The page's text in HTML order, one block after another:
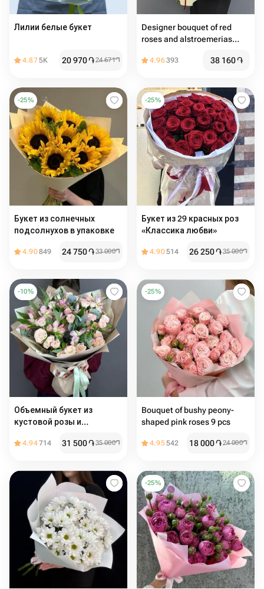
Лилии белые букет
4.875K 20 970֏24 671֏
Designer bouquet of red
roses and alstroemerias
4.96393 38 160֏
-25%
Букет из солнечных
подсолнухов в упаковке
4.90849 24 750֏33 000֏
-25%
Букет из 29 красных роз
«Классика любви»
4.90514 26 250֏35 000֏
-10%
Объемный букет из
кустовой розы и
4.94714 31 500֏35 000֏
-25%
Bouquet of bushy peony-
shaped pink roses 9 pcs
4.95542 18 000֏24 000֏
-25%